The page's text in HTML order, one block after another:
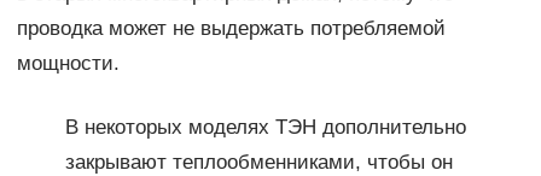
проводка может не выдержать потребляемой
мощности.
В некоторых моделях ТЭН дополнительно
закрывают теплообменниками, чтобы он